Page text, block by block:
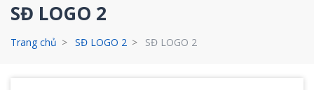
SĐ LOGO 2
Trang chủ SĐ LOGO 2 SĐ LOGO 2